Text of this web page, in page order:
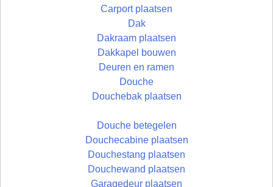
Carport plaatsen
Dak
Dakraam plaatsen
Dakkapel bouwen
Deuren en ramen
Douche
Douchebak plaatsen
Douche betegelen
Douchecabine plaatsen
Douchestang plaatsen
Douchewand plaatsen
Garagedeur plaatsen